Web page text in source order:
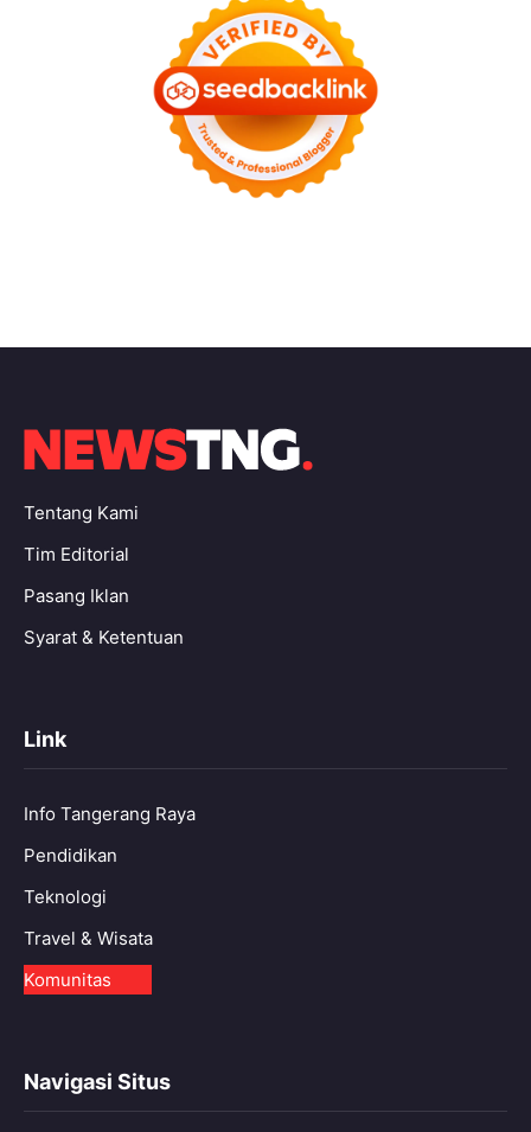
Tentang Kami
Tim Editorial
Pasang Iklan
Syarat & Ketentuan
Link
Info Tangerang Raya
Pendidikan
Teknologi
Travel & Wisata
Komunitas
Navigasi Situs